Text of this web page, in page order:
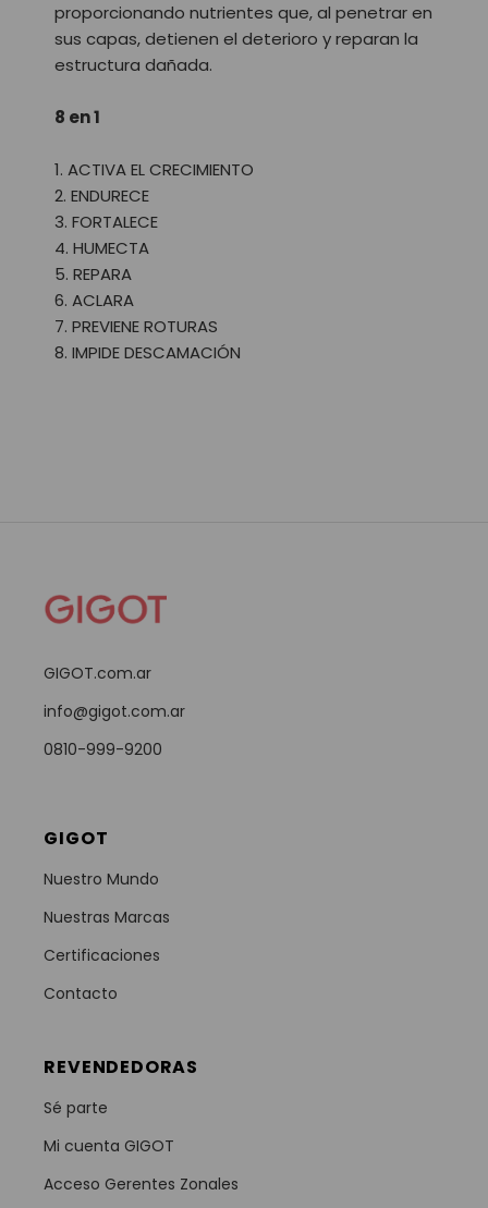
proporcionando nutrientes que, al penetrar en
sus capas, detienen el deterioro y reparan la
estructura dañada.
8 en 1
ACTIVA EL CRECIMIENTO
ENDURECE
FORTALECE
HUMECTA
REPARA
ACLARA
PREVIENE ROTURAS
IMPIDE DESCAMACIÓN
GIGOT.com.ar
info@gigot.com.ar
0810-999-9200
GIGOT
Nuestro Mundo
Nuestras Marcas
Certificaciones
Contacto
REVENDEDORAS
Sé parte
Mi cuenta GIGOT
Acceso Gerentes Zonales